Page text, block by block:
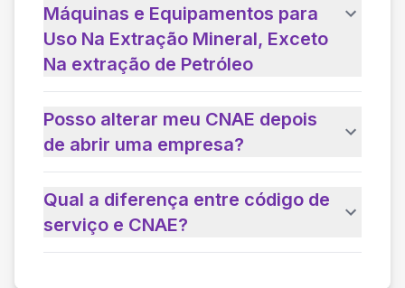
Máquinas e Equipamentos para
Uso Na Extração Mineral, Exceto
Na extração de Petróleo
Posso alterar meu CNAE depois
de abrir uma empresa?
Qual a diferença entre código de
serviço e CNAE?